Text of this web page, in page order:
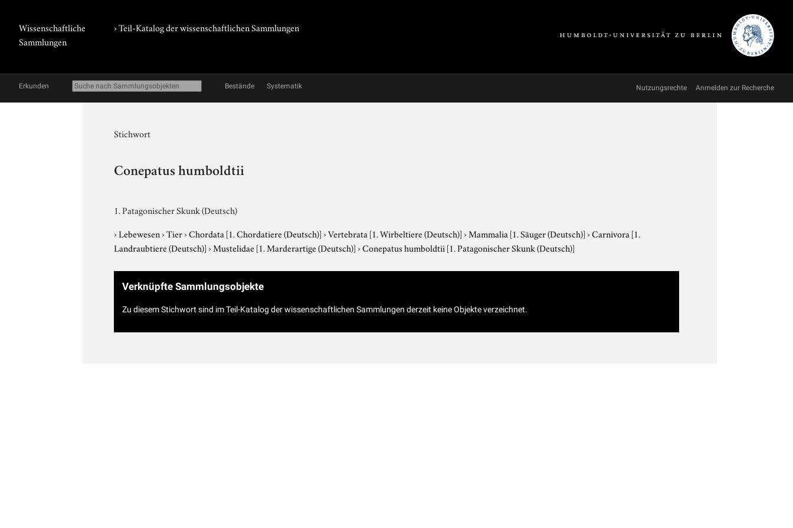
Wissenschaftliche
Sammlungen
› Teil-Katalog der wissenschaftlichen Sammlungen
Erkunden Bestände Systematik Nutzungsrechte Anmelden zur Recherche
Stichwort
Conepatus humboldtii
1. Patagonischer Skunk (Deutsch)
›Lebewesen›Tier›Chordata [1. Chordatiere (Deutsch)]›Vertebrata [1. Wirbeltiere (Deutsch)]›Mammalia [1. Säuger (Deutsch)]›Carnivora [1.
Landraubtiere (Deutsch)]›Mustelidae [1. Marderartige (Deutsch)]›Conepatus humboldtii [1. Patagonischer Skunk (Deutsch)]
Verknüpfte Sammlungsobjekte
Zu diesem Stichwort sind im Teil-Katalog der wissenschaftlichen Sammlungen derzeit keine Objekte verzeichnet.